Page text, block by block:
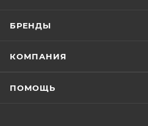
БРЕНДЫ
КОМПАНИЯ
ПОМОЩЬ